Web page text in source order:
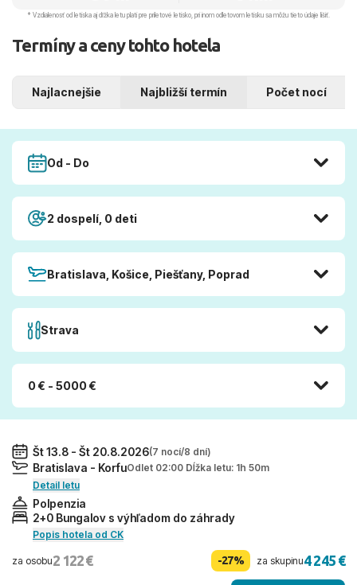
* Vzdialenosť od letiska aj dľžka letu platí pre príletové letisko, pri inom odletovom letisku sa môžu tieto údaje líšiť.
Termíny a ceny tohto hotela
Najlacnejšie Najbližší termín Počet nocí
Od - Do
2 dospelí, 0 deti
Bratislava, Košice, Piešťany, Poprad
Strava
0 € - 5000 €
Št 13.8 - Št 20.8.2026(7 nocí/8 dní)
Bratislava - KorfuOdlet 02:00 Dĺžka letu: 1h 50m
Detail letu
Polpenzia
2+0 Bungalov s výhľadom do záhrady
Popis hotela od CK
za osobu2 122 € -27% za skupinu4 245 €